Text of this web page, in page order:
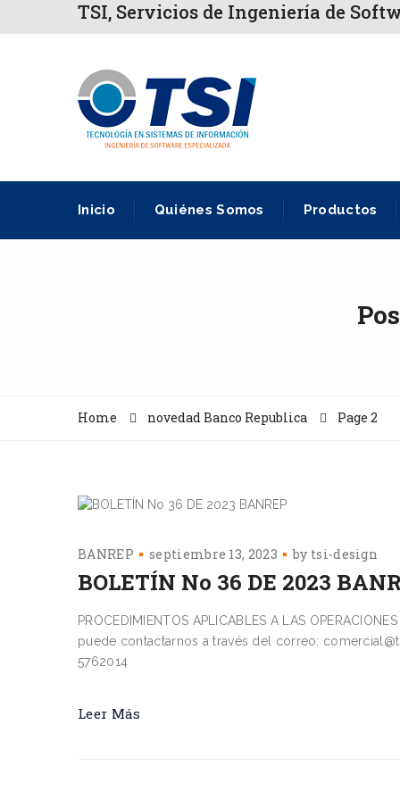
TSI, Servicios de Ingeniería de
Inicio Quiénes Somos Productos
Home novedad Banco Republica Page 2
BANREP septiembre 13, 2023 by tsi-design
BOLETÍN No 36 DE 2023
PROCEDIMIENTOS APLICABLES A LAS
puede contactarnos a través del correo:
5762014
Leer Más